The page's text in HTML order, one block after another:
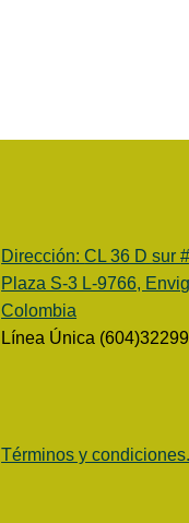
Dirección:CL 36 D sur
Plaza S-3 L-9766,
Colombia
Línea Única
Términos y condiciones.